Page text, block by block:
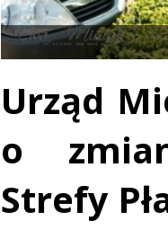
Urząd
o
Strefy